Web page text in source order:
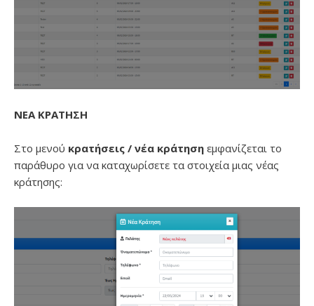
ΝΕΑ ΚΡΑΤΗΣΗ
Στο μενού κρατήσεις / νέα κράτηση εμφανίζεται το
παράθυρο για να καταχωρίσετε τα στοιχεία μιας νέας
κράτησης: